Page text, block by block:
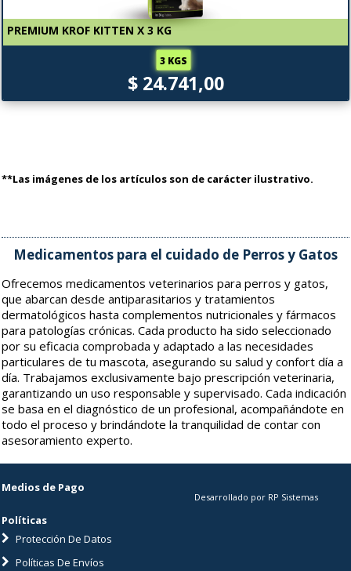
PREMIUM KROF KITTEN X 3 KG
3 KGS
$ 24.741,00
**Las imágenes de los artículos son de carácter ilustrativo.
Medicamentos para el cuidado de Perros y Gatos
Ofrecemos medicamentos veterinarios para perros y gatos,
que abarcan desde antiparasitarios y tratamientos
dermatológicos hasta complementos nutricionales y fármacos
para patologías crónicas. Cada producto ha sido seleccionado
por su eficacia comprobada y adaptado a las necesidades
particulares de tu mascota, asegurando su salud y confort día a
día. Trabajamos exclusivamente bajo prescripción veterinaria,
garantizando un uso responsable y supervisado. Cada indicación
se basa en el diagnóstico de un profesional, acompañándote en
todo el proceso y brindándote la tranquilidad de contar con
asesoramiento experto.
Medios de Pago
Políticas
Protección De Datos
Políticas De Envíos
Desarrollado por RP Sistemas